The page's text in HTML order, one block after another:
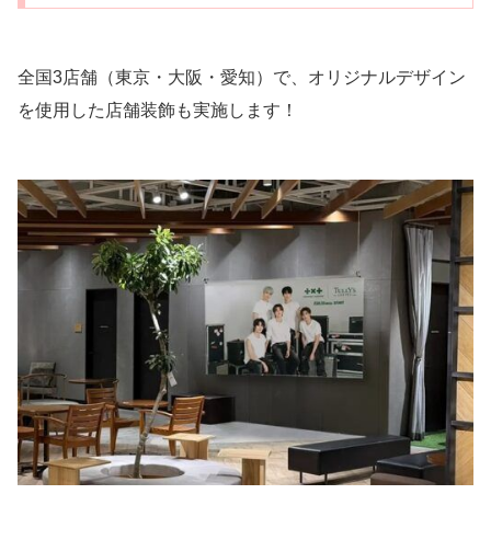
全国3店舗（東京・大阪・愛知）で、オリジナルデザイン
を使用した店舗装飾も実施します！